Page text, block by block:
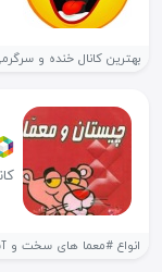
بهترین کانال خنده و
انواع #معما های سخت و